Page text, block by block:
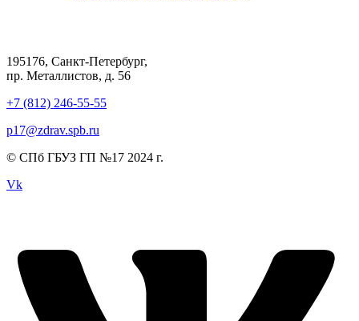
195176, Санкт-Петербург,
пр. Металлистов, д. 56
+7 (812) 246-55-55
p17@zdrav.spb.ru
© СПб ГБУЗ ГП №17 2024 г.
Vk